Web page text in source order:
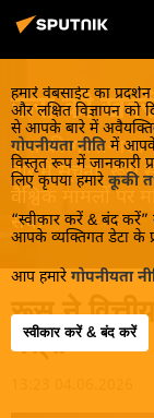
हमारे वेबसाईट का
और लक्षित विज्ञापन को
से आपके बारे में
गोपनीयता नीति में आपके
विस्तृत रूप में जानकारी
लिए कृपया हमारे कूकी
“स्वीकार करें & बंद
आपके व्यक्तिगत डेटा के
आप हमारे गोपनीयता
स्वीकार करें & बंद करें
रूस की खबरें
रूस की गरमा-
बारे में सूचना, रूस
वैश्विक मामलों पर
सच!
रूस ने
मंत्री